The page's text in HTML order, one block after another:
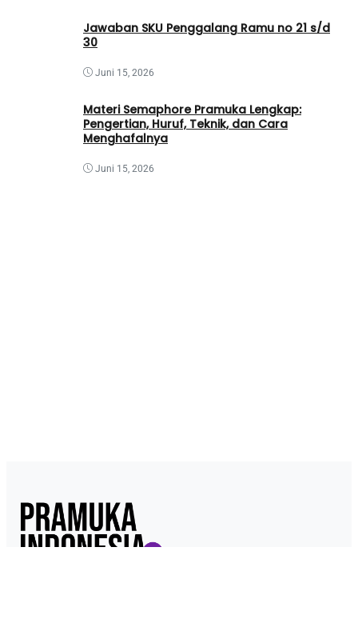
Jawaban SKU Penggalang Ramu no 21 s/d
30
Juni 15, 2026
Materi Semaphore Pramuka Lengkap:
Pengertian, Huruf, Teknik, dan Cara
Menghafalnya
Juni 15, 2026